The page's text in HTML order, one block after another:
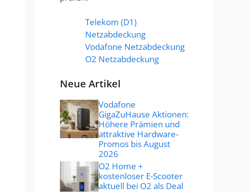
Telekom (D1)
Netzabdeckung
Vodafone Netzabdeckung
O2 Netzabdeckung
Neue Artikel
Vodafone
GigaZuHause Aktionen:
Höhere Prämien und
attraktive Hardware-
Promos bis August
2026
O2 Home +
kostenloser E-Scooter
aktuell bei O2 als Deal